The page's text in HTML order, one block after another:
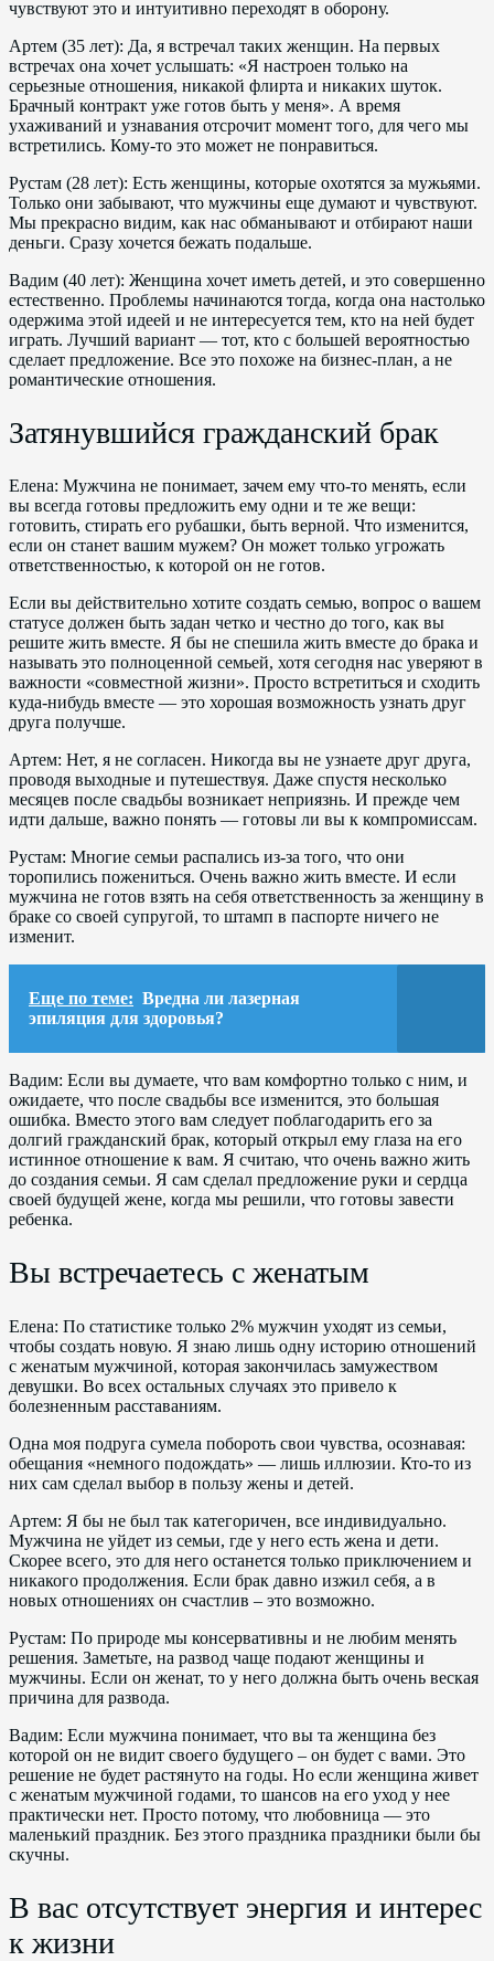
чувствуют это и интуитивно переходят в оборону.
Артем (35 лет): Да, я встречал таких женщин. На первых
встречах она хочет услышать: «Я настроен только на
серьезные отношения, никакой флирта и никаких шуток.
Брачный контракт уже готов быть у меня». А время
ухаживаний и узнавания отсрочит момент того, для чего мы
встретились. Кому-то это может не понравиться.
Рустам (28 лет): Есть женщины, которые охотятся за мужьями.
Только они забывают, что мужчины еще думают и чувствуют.
Мы прекрасно видим, как нас обманывают и отбирают наши
деньги. Сразу хочется бежать подальше.
Вадим (40 лет): Женщина хочет иметь детей, и это совершенно
естественно. Проблемы начинаются тогда, когда она настолько
одержима этой идеей и не интересуется тем, кто на ней будет
играть. Лучший вариант — тот, кто с большей вероятностью
сделает предложение. Все это похоже на бизнес-план, а не
романтические отношения.
Затянувшийся гражданский брак
Елена: Мужчина не понимает, зачем ему что-то менять, если
вы всегда готовы предложить ему одни и те же вещи:
готовить, стирать его рубашки, быть верной. Что изменится,
если он станет вашим мужем? Он может только угрожать
ответственностью, к которой он не готов.
Если вы действительно хотите создать семью, вопрос о вашем
статусе должен быть задан четко и честно до того, как вы
решите жить вместе. Я бы не спешила жить вместе до брака и
называть это полноценной семьей, хотя сегодня нас уверяют в
важности «совместной жизни». Просто встретиться и сходить
куда-нибудь вместе — это хорошая возможность узнать друг
друга получше.
Артем: Нет, я не согласен. Никогда вы не узнаете друг друга,
проводя выходные и путешествуя. Даже спустя несколько
месяцев после свадьбы возникает неприязнь. И прежде чем
идти дальше, важно понять — готовы ли вы к компромиссам.
Рустам: Многие семьи распались из-за того, что они
торопились пожениться. Очень важно жить вместе. И если
мужчина не готов взять на себя ответственность за женщину в
браке со своей супругой, то штамп в паспорте ничего не
изменит.
Еще по теме: Вредна ли лазерная
эпиляция для здоровья?
Вадим: Если вы думаете, что вам комфортно только с ним, и
ожидаете, что после свадьбы все изменится, это большая
ошибка. Вместо этого вам следует поблагодарить его за
долгий гражданский брак, который открыл ему глаза на его
истинное отношение к вам. Я считаю, что очень важно жить
до создания семьи. Я сам сделал предложение руки и сердца
своей будущей жене, когда мы решили, что готовы завести
ребенка.
Вы встречаетесь с женатым
Елена: По статистике только 2% мужчин уходят из семьи,
чтобы создать новую. Я знаю лишь одну историю отношений
с женатым мужчиной, которая закончилась замужеством
девушки. Во всех остальных случаях это привело к
болезненным расставаниям.
Одна моя подруга сумела побороть свои чувства, осознавая:
обещания «немного подождать» — лишь иллюзии. Кто-то из
них сам сделал выбор в пользу жены и детей.
Артем: Я бы не был так категоричен, все индивидуально.
Мужчина не уйдет из семьи, где у него есть жена и дети.
Скорее всего, это для него останется только приключением и
никакого продолжения. Если брак давно изжил себя, а в
новых отношениях он счастлив – это возможно.
Рустам: По природе мы консервативны и не любим менять
решения. Заметьте, на развод чаще подают женщины и
мужчины. Если он женат, то у него должна быть очень веская
причина для развода.
Вадим: Если мужчина понимает, что вы та женщина без
которой он не видит своего будущего – он будет с вами. Это
решение не будет растянуто на годы. Но если женщина живет
с женатым мужчиной годами, то шансов на его уход у нее
практически нет. Просто потому, что любовница — это
маленький праздник. Без этого праздника праздники были бы
скучны.
В вас отсутствует энергия и интерес
к жизни